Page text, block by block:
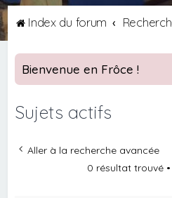
Index du forum
Bienvenue en Frôce !
Sujets actifs
Aller à la recherche avancée
0 résultat trouvé